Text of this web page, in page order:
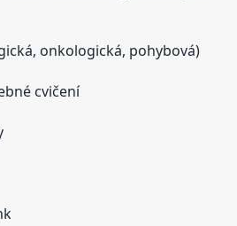
onkologická, pohybová)
cvičení